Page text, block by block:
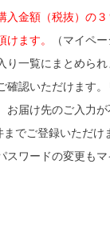
入金額（税抜）の
ます。
（マイペ
り一覧にまとめられ
確認いただけます
お届け先のご入力
でご登録いただ
スワードの変更も